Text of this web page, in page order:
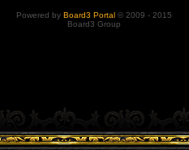
Powered by Board3 Portal © 2009 - 2015
Board3 Group